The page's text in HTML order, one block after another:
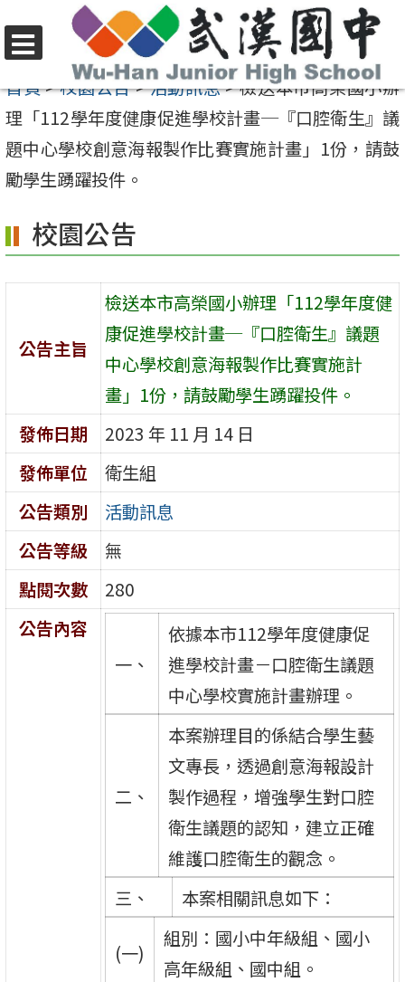
至
要
內
容
選
單
首頁>校園公告>活動訊息>檢送本市高榮國小辦
理「112學年度健康促進學校計畫─『口腔衛生』議
題中心學校創意海報製作比賽實施計畫」1份，請鼓
勵學生踴躍投件。
校園公告
公告主旨
檢送本市高榮國小辦理「112學年度健
康促進學校計畫─『口腔衛生』議題
中心學校創意海報製作比賽實施計
畫」1份，請鼓勵學生踴躍投件。
發佈日期
2023 年 11 月 14 日
發佈單位
衛生組
公告類別
活動訊息
公告等級
無
點閱次數
280
公告內容
一、
依據本市112學年度健康促
進學校計畫－口腔衛生議題
中心學校實施計畫辦理。
二、
本案辦理目的係結合學生藝
文專長，透過創意海報設計
製作過程，增強學生對口腔
衛生議題的認知，建立正確
維護口腔衛生的觀念。
三、
本案相關訊息如下：
(一)
組別：國小中年級組、國小
高年級組、國中組。